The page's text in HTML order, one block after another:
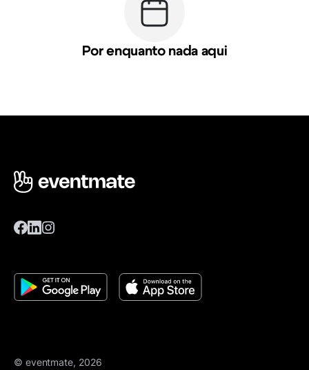
Por enquanto nada aqui
© eventmate, 2026